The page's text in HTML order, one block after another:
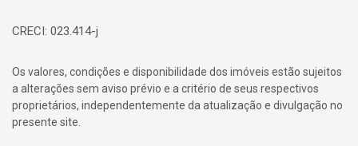
CRECI: 023.414-j
Os valores, condições e disponibilidade dos imóveis estão sujeitos
a alterações sem aviso prévio e a critério de seus respectivos
proprietários, independentemente da atualização e divulgação no
presente site.